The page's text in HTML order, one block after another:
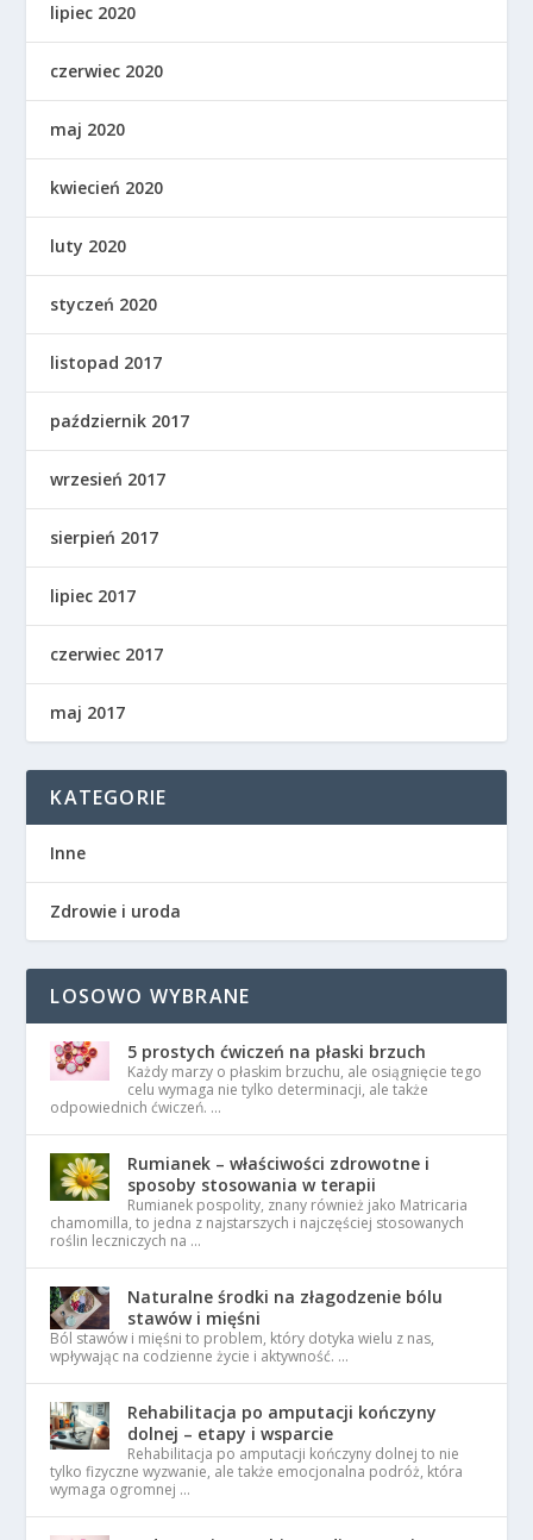
lipiec 2020
czerwiec 2020
maj 2020
kwiecień 2020
luty 2020
styczeń 2020
listopad 2017
październik 2017
wrzesień 2017
sierpień 2017
lipiec 2017
czerwiec 2017
maj 2017
KATEGORIE
Inne
Zdrowie i uroda
LOSOWO WYBRANE
5 prostych ćwiczeń na płaski brzuch
Każdy marzy o płaskim brzuchu, ale osiągnięcie tego
celu wymaga nie tylko determinacji, ale także
odpowiednich ćwiczeń. …
Rumianek – właściwości zdrowotne i
sposoby stosowania w terapii
Rumianek pospolity, znany również jako Matricaria
chamomilla, to jedna z najstarszych i najczęściej stosowanych
roślin leczniczych na …
Naturalne środki na złagodzenie bólu
stawów i mięśni
Ból stawów i mięśni to problem, który dotyka wielu z nas,
wpływając na codzienne życie i aktywność. …
Rehabilitacja po amputacji kończyny
dolnej – etapy i wsparcie
Rehabilitacja po amputacji kończyny dolnej to nie
tylko fizyczne wyzwanie, ale także emocjonalna podróż, która
wymaga ogromnej …